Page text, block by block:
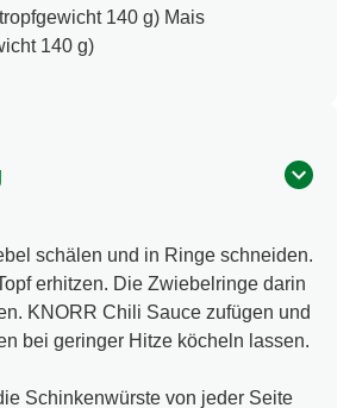
140 g) Mais
140 g)
schälen und in Ringe schneiden.
erhitzen. Die Zwiebelringe darin
KNORR Chili Sauce zufügen und
bei geringer Hitze köcheln lassen.
Schinkenwürste von jeder Seite